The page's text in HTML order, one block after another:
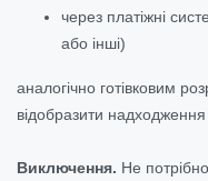
через платіжні
або інші)
аналогічно готівковим
відобразити
Виключення. Не